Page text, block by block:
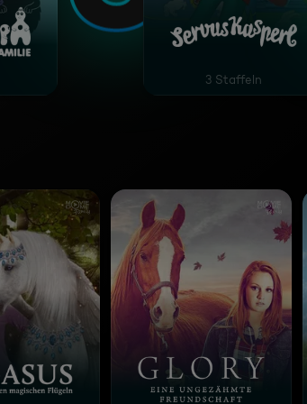
Familie Servus Kasperl
3 Staffeln
– Das Pferd mit den magischen Flügeln
Glory – Eine